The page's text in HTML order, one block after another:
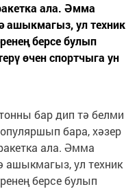
ала. Әмма
ашыкмагыз, ул техник
берсе булып
өчен спортчыга ун
бар дип тә белми
бара, хәзер
ала. Әмма
ашыкмагыз, ул техник
берсе булып